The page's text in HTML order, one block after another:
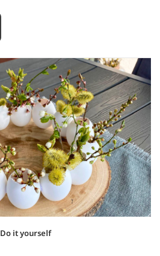
Do it yourself